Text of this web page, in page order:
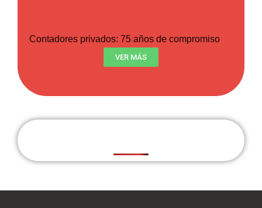
Contadores privados: 75 años de compromiso
VER MÁS